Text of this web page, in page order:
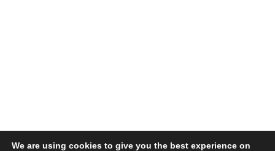
We are using cookies to give you the best experience on